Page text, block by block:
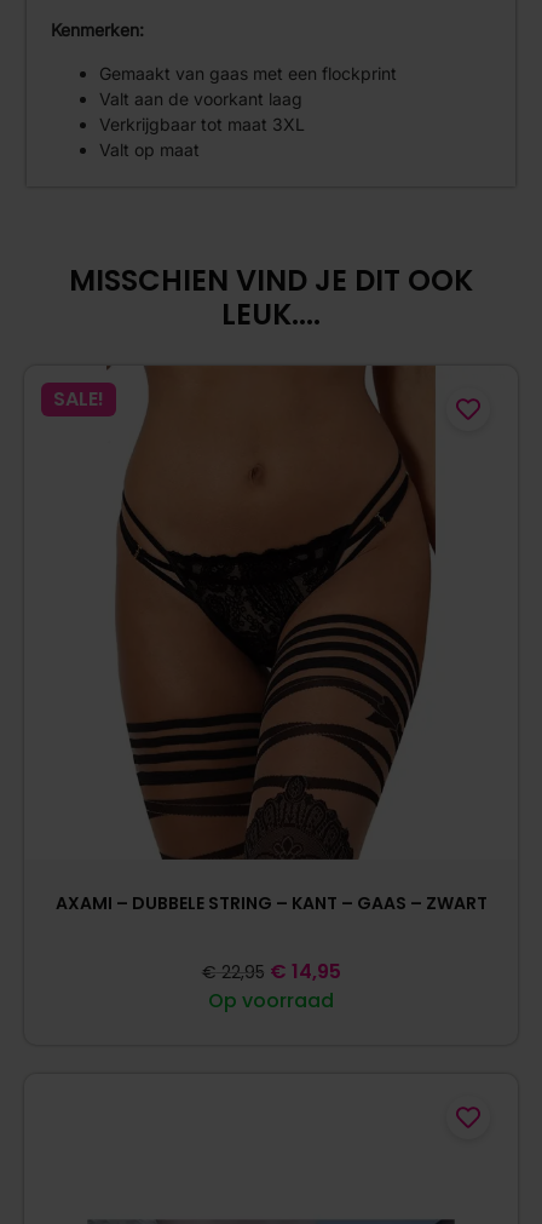
Kenmerken:
Gemaakt van gaas met een flockprint
Valt aan de voorkant laag
Verkrijgbaar tot maat 3XL
Valt op maat
MISSCHIEN VIND JE DIT OOK
LEUK....
SALE!
AXAMI – DUBBELE STRING – KANT – GAAS – ZWART
Op voorraad
€ 22,95 € 14,95